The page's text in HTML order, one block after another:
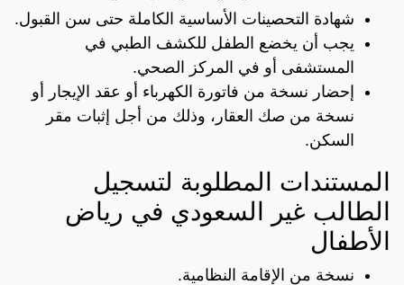
شهادة التحصينات الأساسية الكاملة حتى سن القبول.
يجب أن يخضع الطفل للكشف الطبي في
المستشفى أو في المركز الصحي.
إحضار نسخة من فاتورة الكهرباء أو عقد الإيجار أو
نسخة من صك العقار، وذلك من أجل إثبات مقر
السكن.
المستندات المطلوبة لتسجيل
الطالب غير السعودي في رياض
الأطفال
نسخة من الإقامة النظامية.